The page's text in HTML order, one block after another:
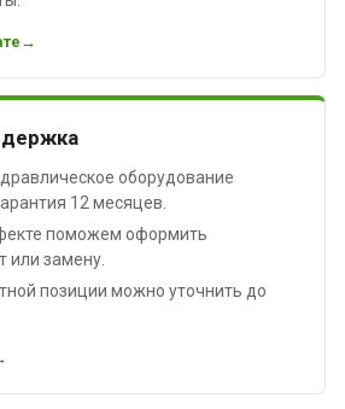
оборудование
12 месяцев.
поможем оформить
или замену.
позиции можно уточнить до